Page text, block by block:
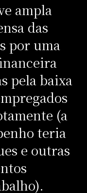
ampla
das
por uma
pela baixa
(a
teria
e outras